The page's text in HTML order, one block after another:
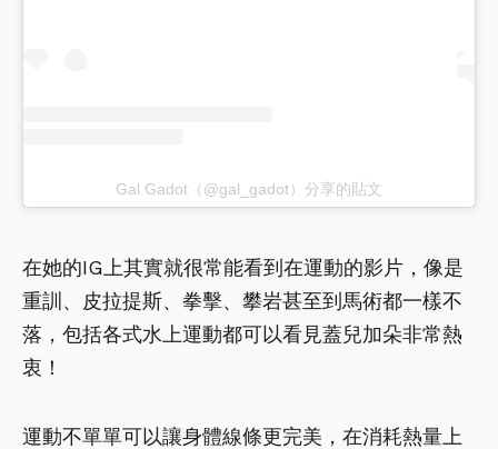
Gal Gadot（@gal_gadot）分享的貼文
在她的IG上其實就很常能看到在運動的影片，像是
重訓、皮拉提斯、拳擊、攀岩甚至到馬術都一樣不
落，包括各式水上運動都可以看見蓋兒加朵非常熱
衷！
運動不單單可以讓身體線條更完美，在消耗熱量上